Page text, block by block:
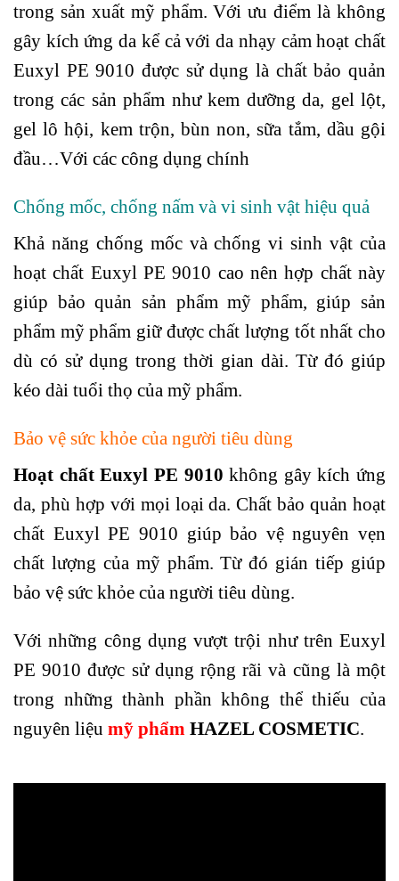
trong sản xuất mỹ phẩm. Với ưu điểm là không
gây kích ứng da kể cả với da nhạy cảm hoạt chất
Euxyl PE 9010 được sử dụng là chất bảo quản
trong các sản phẩm như kem dưỡng da, gel lột,
gel lô hội, kem trộn, bùn non, sữa tắm, dầu gội
đầu…Với các công dụng chính
Chống mốc, chống nấm và vi sinh vật hiệu quả
Khả năng chống mốc và chống vi sinh vật của
hoạt chất Euxyl PE 9010 cao nên hợp chất này
giúp bảo quản sản phẩm mỹ phẩm, giúp sản
phẩm mỹ phẩm giữ được chất lượng tốt nhất cho
dù có sử dụng trong thời gian dài. Từ đó giúp
kéo dài tuổi thọ của mỹ phẩm.
Bảo vệ sức khỏe của người tiêu dùng
Hoạt chất Euxyl PE 9010 không gây kích ứng
da, phù hợp với mọi loại da. Chất bảo quản hoạt
chất Euxyl PE 9010 giúp bảo vệ nguyên vẹn
chất lượng của mỹ phẩm. Từ đó gián tiếp giúp
bảo vệ sức khỏe của người tiêu dùng.
Với những công dụng vượt trội như trên Euxyl
PE 9010 được sử dụng rộng rãi và cũng là một
trong những thành phần không thể thiếu của
nguyên liệu mỹ phẩm HAZEL COSMETIC.